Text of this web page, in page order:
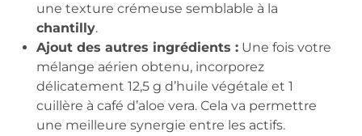
une texture crémeuse semblable à la
chantilly.
Ajout des autres ingrédients : Une fois votre
mélange aérien obtenu, incorporez
délicatement 12,5 g d’huile végétale et 1
cuillère à café d’aloe vera. Cela va permettre
une meilleure synergie entre les actifs.